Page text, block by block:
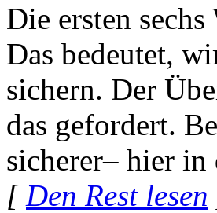
Die ersten
Das bedeutet,
sichern. Der
das gefordert.
sicherer– hier in
[Den Rest lesen